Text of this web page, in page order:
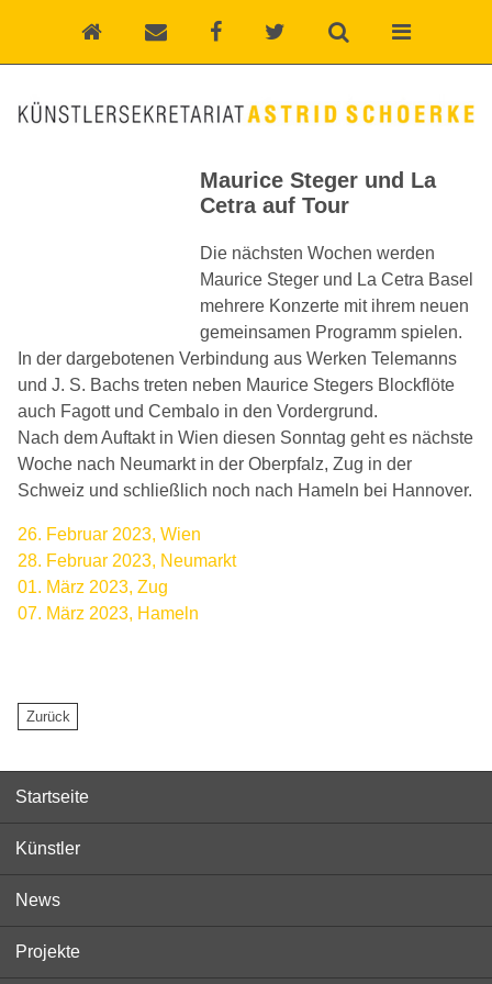
Maurice Steger und La
Cetra auf Tour
Die nächsten Wochen werden
Maurice Steger und La Cetra Basel
mehrere Konzerte mit ihrem neuen
gemeinsamen Programm spielen.
In der dargebotenen Verbindung aus Werken Telemanns
und J. S. Bachs treten neben Maurice Stegers Blockflöte
auch Fagott und Cembalo in den Vordergrund.
Nach dem Auftakt in Wien diesen Sonntag geht es nächste
Woche nach Neumarkt in der Oberpfalz, Zug in der
Schweiz und schließlich noch nach Hameln bei Hannover.
26. Februar 2023, Wien
28. Februar 2023, Neumarkt
01. März 2023, Zug
07. März 2023, Hameln
Startseite
Künstler
News
Projekte